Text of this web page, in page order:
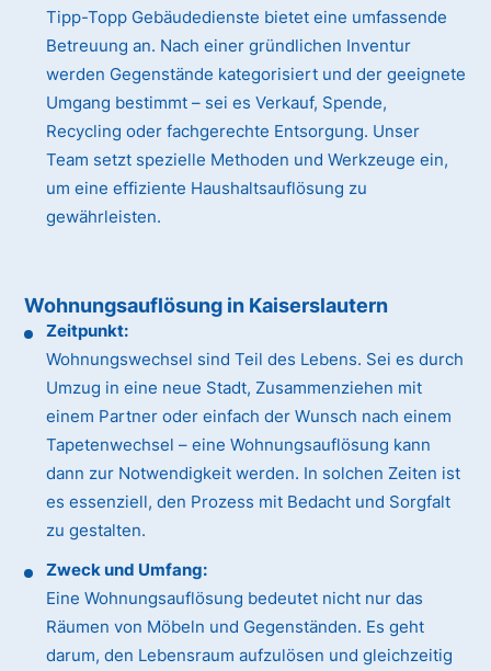
Tipp-Topp Gebäudedienste bietet eine umfassende
Betreuung an. Nach einer gründlichen Inventur
werden Gegenstände kategorisiert und der geeignete
Umgang bestimmt – sei es Verkauf, Spende,
Recycling oder fachgerechte Entsorgung. Unser
Team setzt spezielle Methoden und Werkzeuge ein,
um eine effiziente Haushaltsauflösung zu
gewährleisten.
Wohnungsauflösung in Kaiserslautern
Zeitpunkt:
Wohnungswechsel sind Teil des Lebens. Sei es durch
Umzug in eine neue Stadt, Zusammenziehen mit
einem Partner oder einfach der Wunsch nach einem
Tapetenwechsel – eine Wohnungsauflösung kann
dann zur Notwendigkeit werden. In solchen Zeiten ist
es essenziell, den Prozess mit Bedacht und Sorgfalt
zu gestalten.
Zweck und Umfang:
Eine Wohnungsauflösung bedeutet nicht nur das
Räumen von Möbeln und Gegenständen. Es geht
darum, den Lebensraum aufzulösen und gleichzeitig